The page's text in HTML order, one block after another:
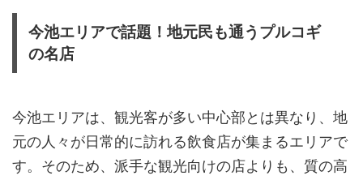
今池エリアで話題！地元民も通うプルコギ
の名店
今池エリアは、観光客が多い中心部とは異なり、地
元の人々が日常的に訪れる飲食店が集まるエリアで
す。そのため、派手な観光向けの店よりも、質の高